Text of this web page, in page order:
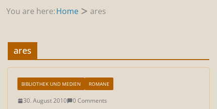
You are here:Home ares
ares
BIBLIOTHEK UND MEDIEN ROMANE
30. August 2010 0 Comments